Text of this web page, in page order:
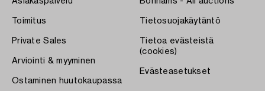
Toimitus
Private Sales
Arviointi & myyminen
Ostaminen huutokaupassa
Tietosuojakäytäntö
Tietoa evästeistä
(cookies)
Evästeasetukset